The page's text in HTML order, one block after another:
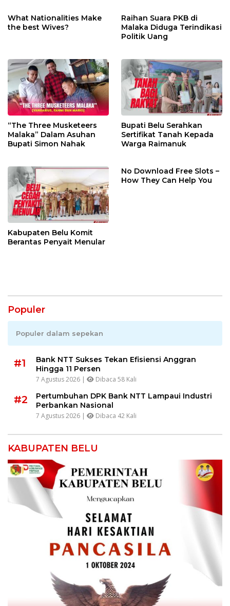
What Nationalities Make
the best Wives?
Raihan Suara PKB di
Malaka Diduga Terindikasi
Politik Uang
“The Three Musketeers
Malaka” Dalam Asuhan
Bupati Simon Nahak
Bupati Belu Serahkan
Sertifikat Tanah Kepada
Warga Raimanuk
Kabupaten Belu Komit
Berantas Penyait Menular
No Download Free Slots –
How They Can Help You
Populer
Populer dalam sepekan
#1
Bank NTT Sukses Tekan Efisiensi Anggran
Hingga 11 Persen
7 Agustus 2026 | Dibaca 58 Kali
#2
Pertumbuhan DPK Bank NTT Lampaui Industri
Perbankan Nasional
7 Agustus 2026 | Dibaca 42 Kali
KABUPATEN BELU